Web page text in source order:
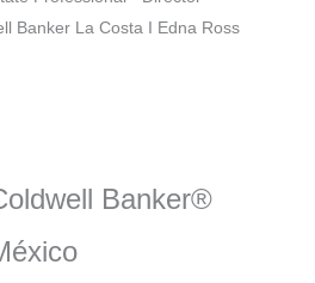
Banker La Costa I Edna Ross
Banker®